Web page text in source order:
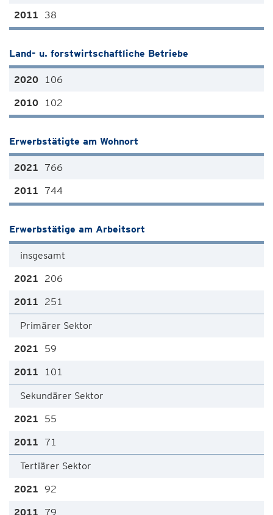
38
Land- u. forstwirtschaftliche Betriebe
106
102
Erwerbstätigte am Wohnort
766
744
Erwerbstätige am Arbeitsort
insgesamt
206
251
Primärer Sektor
59
101
Sekundärer Sektor
55
71
Tertiärer Sektor
92
79